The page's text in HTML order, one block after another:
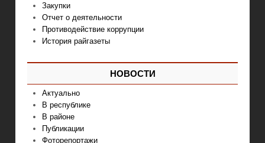
Закупки
Отчет о деятельности
Противодействие коррупции
История райгазеты
НОВОСТИ
Актуально
В республике
В районе
Публикации
Фоторепортажи